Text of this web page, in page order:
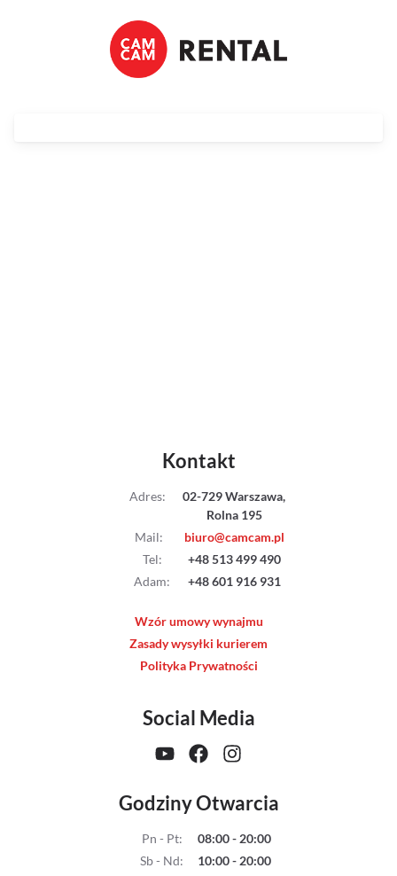
Kontakt
Adres:
02-729 Warszawa,
Rolna 195
Mail:
biuro@camcam.pl
Tel:
+48 513 499 490
Adam: +48 601 916 931
Wzór umowy wynajmu
Zasady wysyłki kurierem
Polityka Prywatności
Social Media
Godziny Otwarcia
Pn - Pt:
08:00 - 20:00
Sb - Nd: 10:00 - 20:00